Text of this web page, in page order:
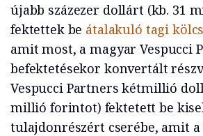
újabb százezer dollárt (kb. 31
fektettek be átalakuló tagi
amit most, a magyar Vespucci
befektetésekor konvertált
Vespucci Partners kétmillió
millió forintot) fektetett be
tulajdonrészért cserébe, amit a